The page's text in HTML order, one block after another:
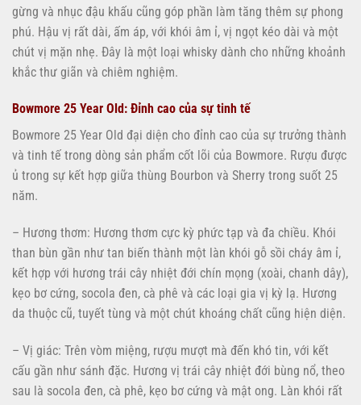
gừng và nhục đậu khấu cũng góp phần làm tăng thêm sự phong
phú. Hậu vị rất dài, ấm áp, với khói âm ỉ, vị ngọt kéo dài và một
chút vị mặn nhẹ. Đây là một loại whisky dành cho những khoảnh
khắc thư giãn và chiêm nghiệm.
Bowmore 25 Year Old: Đỉnh cao của sự tinh tế
Bowmore 25 Year Old đại diện cho đỉnh cao của sự trưởng thành
và tinh tế trong dòng sản phẩm cốt lõi của Bowmore. Rượu được
ủ trong sự kết hợp giữa thùng Bourbon và Sherry trong suốt 25
năm.
– Hương thơm: Hương thơm cực kỳ phức tạp và đa chiều. Khói
than bùn gần như tan biến thành một làn khói gỗ sồi cháy âm ỉ,
kết hợp với hương trái cây nhiệt đới chín mọng (xoài, chanh dây),
kẹo bơ cứng, socola đen, cà phê và các loại gia vị kỳ lạ. Hương
da thuộc cũ, tuyết tùng và một chút khoáng chất cũng hiện diện.
– Vị giác: Trên vòm miệng, rượu mượt mà đến khó tin, với kết
cấu gần như sánh đặc. Hương vị trái cây nhiệt đới bùng nổ, theo
sau là socola đen, cà phê, kẹo bơ cứng và mật ong. Làn khói rất